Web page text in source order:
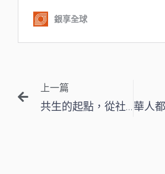
上一篇
共生的起點，從社區各樣人的自在交流開始